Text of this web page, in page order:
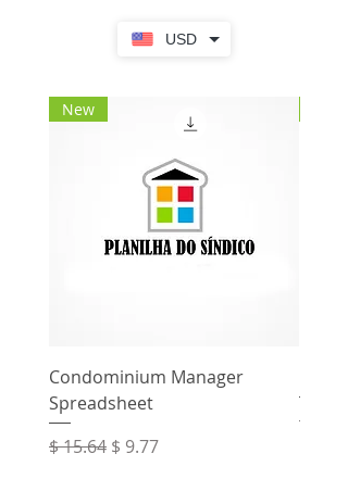
USD
New
Condominium Manager
Spreadsheet
Regular Price
$ 15.64 Sale Price
$ 9.77
$ 31.12